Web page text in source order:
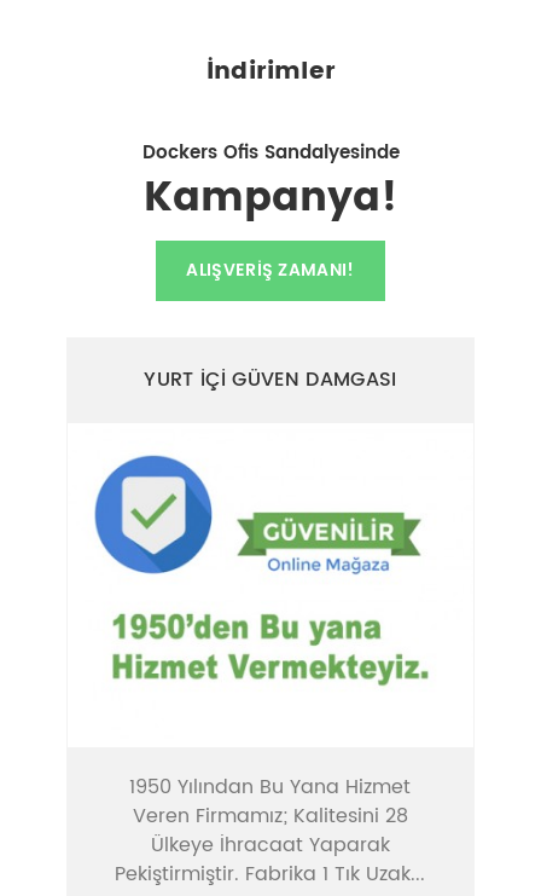
İndirimler
Dockers Ofis Sandalyesinde
Kampanya!
ALIŞVERIŞ ZAMANI!
YURT İÇİ GÜVEN DAMGASI
1950 Yılından Bu Yana Hizmet
Veren Firmamız; Kalitesini 28
Ülkeye İhracaat Yaparak
Pekiştirmiştir. Fabrika 1 Tık Uzak...